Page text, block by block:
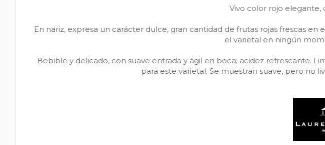
Vivo color rojo elegante,
En nariz, expresa un carácter dulce, gran cantidad de frutas rojas frescas
el varietal en ningún
Bebible y delicado, con suave entrada y ágil en boca; acidez refrescante.
para este varietal. Se muestran suave, pero no